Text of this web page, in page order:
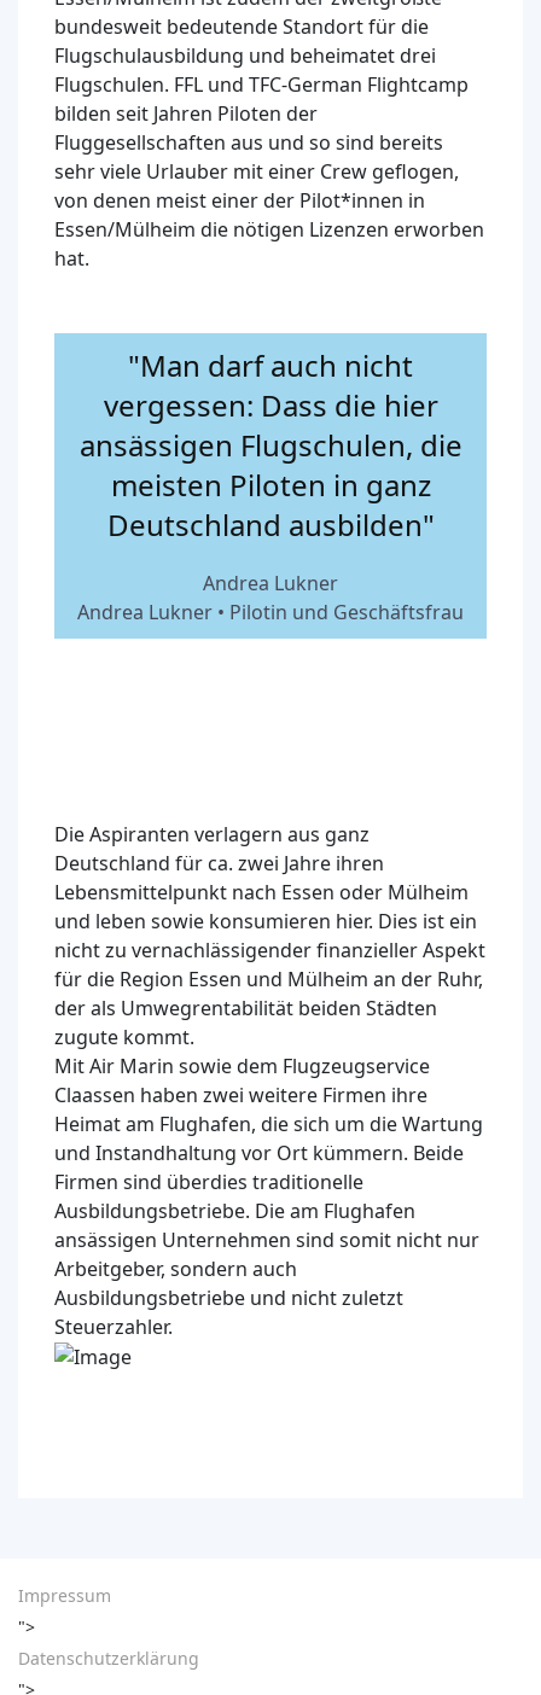
bundesweit bedeutende Standort für die
Flugschulausbildung und beheimatet drei
Flugschulen. FFL und TFC-German Flightcamp
bilden seit Jahren Piloten der
Fluggesellschaften aus und so sind bereits
sehr viele Urlauber mit einer Crew geflogen,
von denen meist einer der Pilot*innen in
Essen/Mülheim die nötigen Lizenzen erworben
hat.
"Man darf auch nicht
vergessen: Dass die hier
ansässigen Flugschulen, die
meisten Piloten in ganz
Deutschland ausbilden"
Andrea Lukner
Andrea Lukner • Pilotin und Geschäftsfrau
Die Aspiranten verlagern aus ganz
Deutschland für ca. zwei Jahre ihren
Lebensmittelpunkt nach Essen oder Mülheim
und leben sowie konsumieren hier. Dies ist ein
nicht zu vernachlässigender finanzieller Aspekt
für die Region Essen und Mülheim an der Ruhr,
der als Umwegrentabilität beiden Städten
zugute kommt.
Mit Air Marin sowie dem Flugzeugservice
Claassen haben zwei weitere Firmen ihre
Heimat am Flughafen, die sich um die Wartung
und Instandhaltung vor Ort kümmern. Beide
Firmen sind überdies traditionelle
Ausbildungsbetriebe. Die am Flughafen
ansässigen Unternehmen sind somit nicht nur
Arbeitgeber, sondern auch
Ausbildungsbetriebe und nicht zuletzt
Steuerzahler.
Impressum
">
Datenschutzerklärung
">